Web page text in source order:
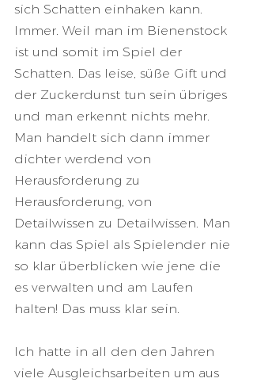
sich Schatten einhaken kann.
Immer. Weil man im Bienenstock
ist und somit im Spiel der
Schatten. Das leise, süße Gift und
der Zuckerdunst tun sein übriges
und man erkennt nichts mehr.
Man handelt sich dann immer
dichter werdend von
Herausforderung zu
Herausforderung, von
Detailwissen zu Detailwissen. Man
kann das Spiel als Spielender nie
so klar überblicken wie jene die
es verwalten und am Laufen
halten! Das muss klar sein.
Ich hatte in all den den Jahren
viele Ausgleichsarbeiten um aus